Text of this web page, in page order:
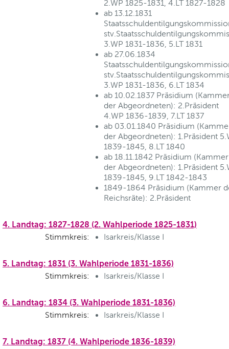
2.WP 1825-1831, 4.LT 1827-1828
ab 13.12.1831
3.WP 1831-1836, 5.LT 1831
ab 27.06.1834
3.WP 1831-1836, 6.LT 1834
ab 10.02.1837 Präsidium
der Abgeordneten): 2.Präsident
4.WP 1836-1839, 7.LT 1837
ab 03.01.1840 Präsidium
der Abgeordneten): 1.Präsident
1839-1845, 8.LT 1840
ab 18.11.1842 Präsidium (Kammer
der Abgeordneten): 1.Präsident
1839-1845, 9.LT 1842-1843
1849-1864 Präsidium (Kammer
Reichsräte): 2.Präsident
4. Landtag: 1827-1828 (2. Wahlperiode 1825-1831)
Stimmkreis: Isarkreis/Klasse I
5. Landtag: 1831 (3. Wahlperiode 1831-1836)
Stimmkreis: Isarkreis/Klasse I
6. Landtag: 1834 (3. Wahlperiode 1831-1836)
Stimmkreis: Isarkreis/Klasse I
7. Landtag: 1837 (4. Wahlperiode 1836-1839)